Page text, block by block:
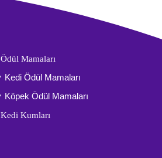
Ödül Mamaları
Kedi Ödül Mamaları
Köpek Ödül Mamaları
Kedi Kumları